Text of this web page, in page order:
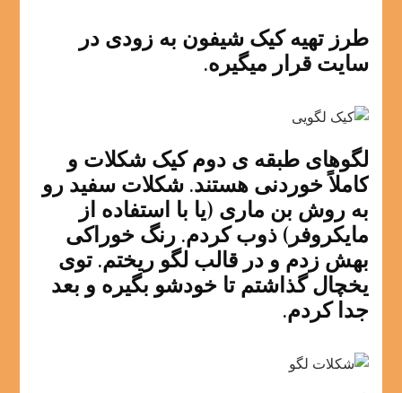
طرز تهیه کیک شیفون به زودی در
سایت قرار میگیره.
لگوهای طبقه ی دوم کیک شکلات و
کاملاً خوردنی هستند. شکلات سفید رو
به روش بن ماری (یا با استفاده از
مایکروفر) ذوب کردم. رنگ خوراکی
بهش زدم و در قالب لگو ریختم. توی
یخچال گذاشتم تا خودشو بگیره و بعد
جدا کردم.